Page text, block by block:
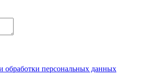
обработки персональных данных